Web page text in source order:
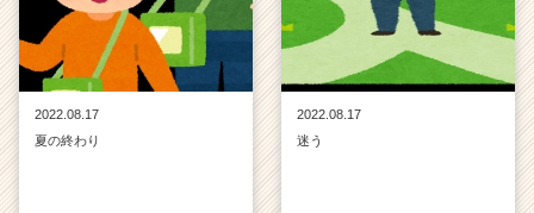
2022.08.17
夏の終わり
2022.08.17
迷う